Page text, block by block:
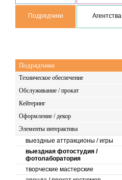
Подрядчики Агентства
Подрядчики
Техническое обеспечение
Обслуживание / прокат
Кейтеринг
Оформление / декор
Элементы интерактива
выездные аттракционы / игры
выездная фотостудия /
фотолаборатория
творческие мастерские